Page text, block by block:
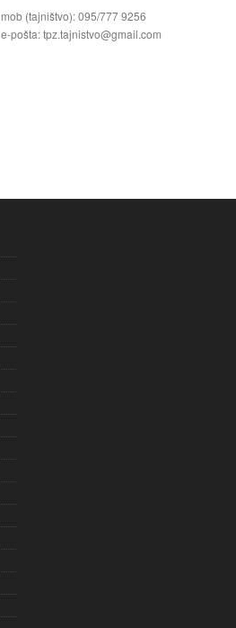
mob (tajništvo): 095/777 9256
e-pošta:tpz.tajnistvo@gmail.com